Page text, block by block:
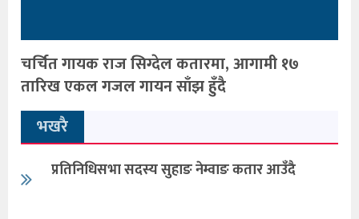
चर्चित गायक राज सिग्देल कतारमा, आगामी १७
तारिख एकल गजल गायन साँझ हुँदै
भखरै
प्रतिनिधिसभा सदस्य सुहाङ नेम्वाङ कतार आउँदै